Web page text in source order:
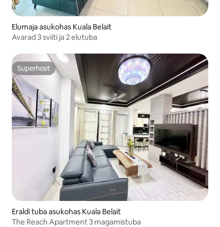
Elumaja asukohas Kuala Belait
Avarad 3 sviiti ja 2 elutuba
Superhost
Superhost
Eraldi tuba asukohas Kuala Belait
The Reach Apartment 3 magamistuba